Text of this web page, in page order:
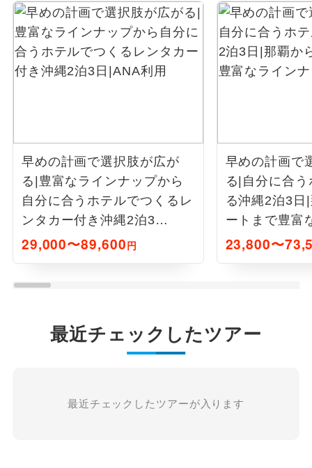
早めの計画で選択肢が広が
る|豊富なラインナップから
自分に合うホテルでつくるレ
ンタカー付き沖縄2泊3
日|ANA利用
29,000〜89,600円
早めの計画で
る|自分に合
る沖縄2泊3日
ートまで豊富
プ|JAL利用
23,800〜
最近チェックしたツアー
最近チェックしたツアーが入ります